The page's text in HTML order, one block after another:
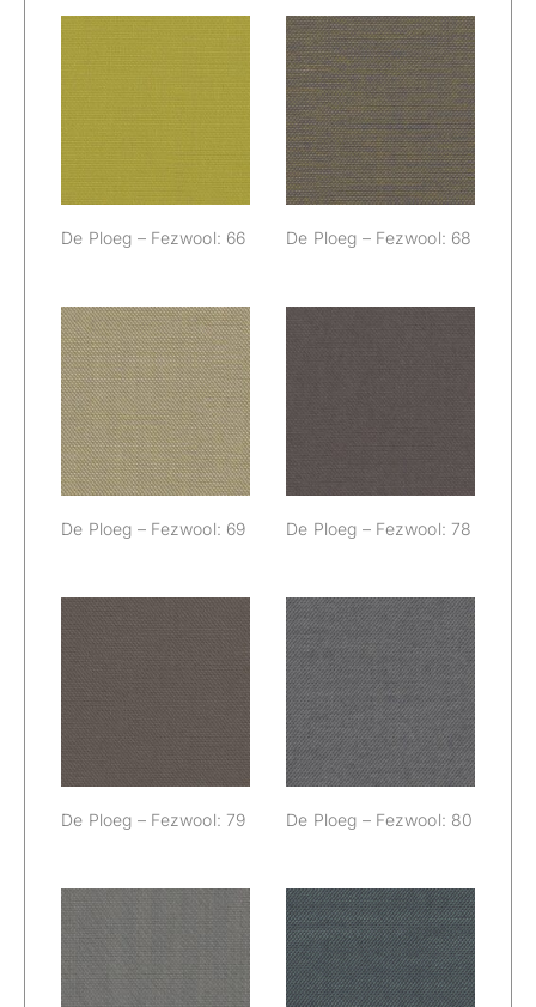
De Ploeg – Fezwool: 66
De Ploeg –
Fezwool: 68
De Ploeg – Fezwool: 68
De Ploeg –
Fezwool: 69
De Ploeg – Fezwool: 69
De Ploeg –
Fezwool: 78
De Ploeg – Fezwool: 78
De Ploeg –
Fezwool: 79
De Ploeg – Fezwool: 79
De Ploeg –
Fezwool: 80
De Ploeg – Fezwool: 80
De Ploeg –
Fezwool: 81
De Ploeg –
Fezwool: 83